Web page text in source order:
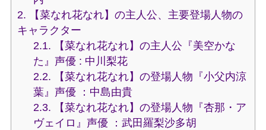
2. 【菜なれ花なれ】の主人公、主要登場人物の
キャラクター
2.1. 【菜なれ花なれ】の主人公『美空かな
た』声優 : 中川梨花
2.2. 【菜なれ花なれ】の登場人物『小父内涼
葉』声優 ：中島由貴
2.3. 【菜なれ花なれ】の登場人物『杏那・ア
ヴェイロ』声優 ：武田羅梨沙多胡